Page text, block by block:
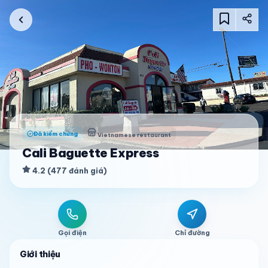
Đã kiểm chứng Vietnamese restaurant
Cali Baguette Express
4.2 (477 đánh giá)
Gọi điện Chỉ đường
Giới thiệu